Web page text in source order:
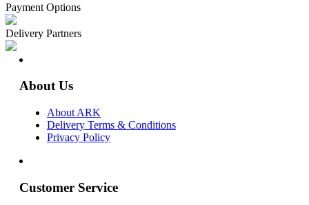
Payment Options
Delivery Partners
About Us
About ARK
Delivery Terms & Conditions
Privacy Policy
Customer Service